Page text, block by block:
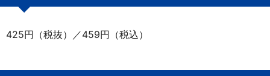
425円（税抜）／459円（税込）